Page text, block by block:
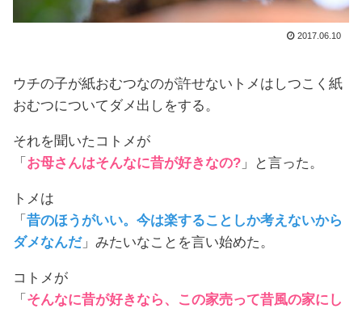
2017.06.10
ウチの子が紙おむつなのが許せないトメはしつこく紙
おむつについてダメ出しをする。
それを聞いたコトメが
「 お母さんはそんなに昔が好きなの? 」と言った。
トメは
「 昔のほうがいい。今は楽することしか考えないから
ダメなんだ」みたいなことを言い始めた。
コトメが
「 そんなに昔が好きなら、この家売って昔風の家にし